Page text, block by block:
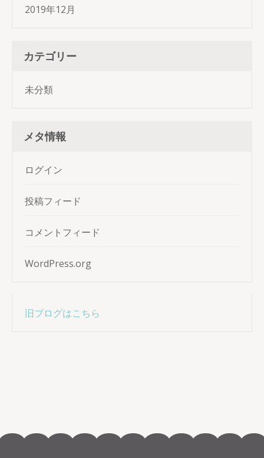
2019年12月
カテゴリー
未分類
メタ情報
ログイン
投稿フィード
コメントフィード
WordPress.org
旧ブログはこちら